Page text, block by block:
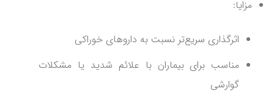
مزایا:
اثرگذاری سریع‌تر نسبت به داروهای خوراکی
مناسب برای بیماران با علائم شدید یا مشکلات
گوارشی